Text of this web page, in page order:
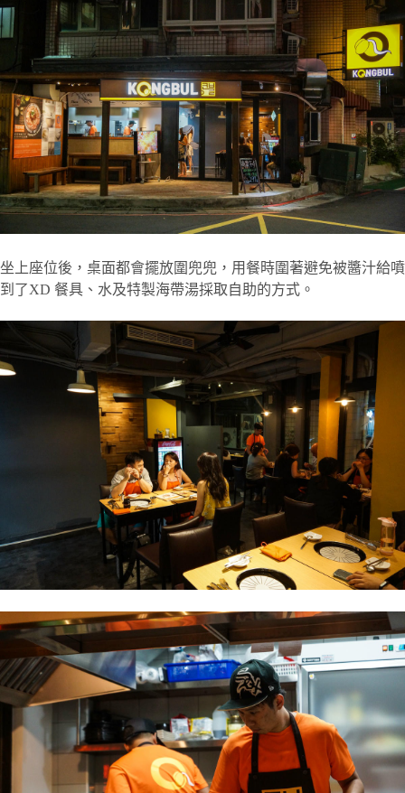
坐上座位後，桌面都會擺放圍兜兜，用餐時圍著避免被醬汁給噴
到了XD 餐具、水及特製海帶湯採取自助的方式。